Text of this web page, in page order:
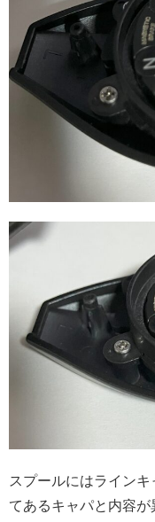
スプールにはライン
てあるキャパと内容が